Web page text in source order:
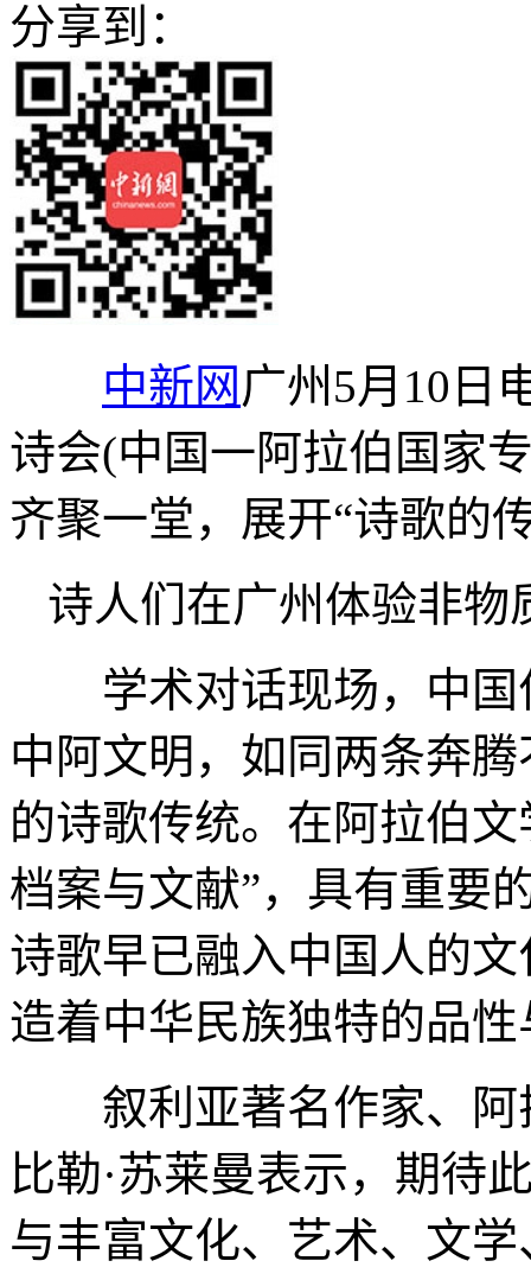
分享到：
中新网 广州5月10日
诗会(中国一阿拉伯国家
齐聚一堂，展开“诗歌的
诗人们在广州体验非物
学术对话现场，中国
中阿文明，如同两条奔
的诗歌传统。在阿拉伯
档案与文献”，具有重要
诗歌早已融入中国人的
造着中华民族独特的品
叙利亚著名作家、阿
比勒·苏莱曼表示，期待
与丰富文化、艺术、文